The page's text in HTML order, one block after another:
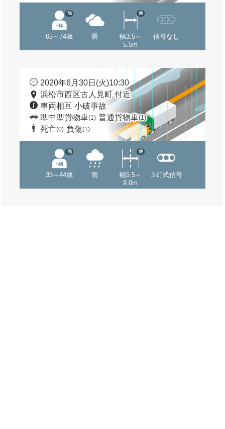
65～74歳
他
曇
幅3.5～
5.5m
他
信号なし
2020年6月30日(火)10:30
浜松市西区古人見町 付近
車両相互 小破事故
準中型貨物車(1) 普通貨物車(1)
死亡(0) 負傷(1)
35～44歳
他
雨
幅5.5～
9.0m
他
３灯式信号